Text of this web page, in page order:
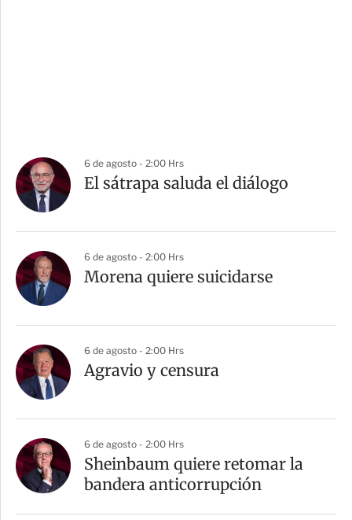
6 de agosto - 2:00 Hrs
El sátrapa saluda el diálogo
6 de agosto - 2:00 Hrs
Morena quiere suicidarse
6 de agosto - 2:00 Hrs
Agravio y censura
6 de agosto - 2:00 Hrs
Sheinbaum quiere retomar la
bandera anticorrupción